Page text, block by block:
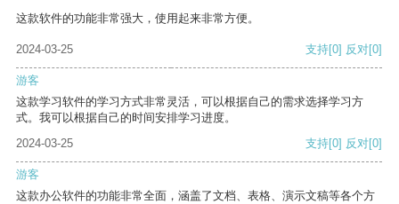
这款软件的功能非常强大，使用起来非常方便。
2024-03-25 支持[0] 反对[0]
游客
这款学习软件的学习方式非常灵活，可以根据自己的需求选择学习方
式。我可以根据自己的时间安排学习进度。
2024-03-25
支持[0] 反对[0]
游客
这款办公软件的功能非常全面，涵盖了文档、表格、演示文稿等各个方